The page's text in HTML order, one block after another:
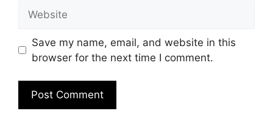
Save my name, email, and website in this
browser for the next time I comment.